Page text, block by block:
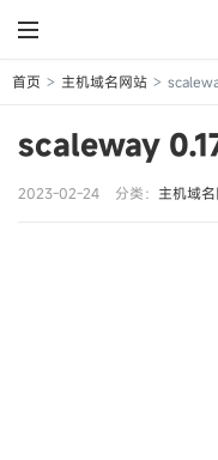
首页 > 主机域名网站 >
scaleway
2023-02-24 分类： 主机域